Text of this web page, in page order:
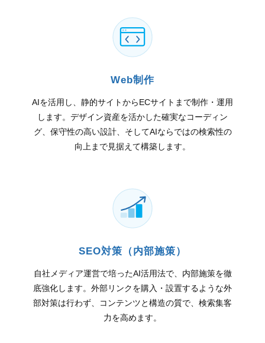
Web制作
AIを活用し、静的サイトからECサイトまで制作・運用
します。デザイン資産を活かした確実なコーディン
グ、保守性の高い設計、そしてAIならではの検索性の
向上まで見据えて構築します。
SEO対策（内部施策）
自社メディア運営で培ったAI活用法で、内部施策を徹
底強化します。外部リンクを購入・設置するような外
部対策は行わず、コンテンツと構造の質で、検索集客
力を高めます。